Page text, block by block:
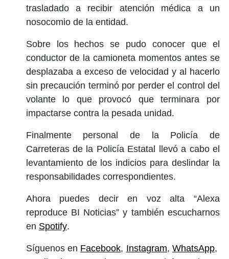
trasladado a recibir atención médica a un
nosocomio de la entidad.
Sobre los hechos se pudo conocer que el
conductor de la camioneta momentos antes se
desplazaba a exceso de velocidad y al hacerlo
sin precaución terminó por perder el control del
volante lo que provocó que terminara por
impactarse contra la pesada unidad.
Finalmente personal de la Policía de
Carreteras de la Policía Estatal llevó a cabo el
levantamiento de los indicios para deslindar la
responsabilidades correspondientes.
Ahora puedes decir en voz alta “Alexa
reproduce BI Noticias” y también escucharnos
en Spotify.
Síguenos en Facebook, Instagram,WhatsApp,